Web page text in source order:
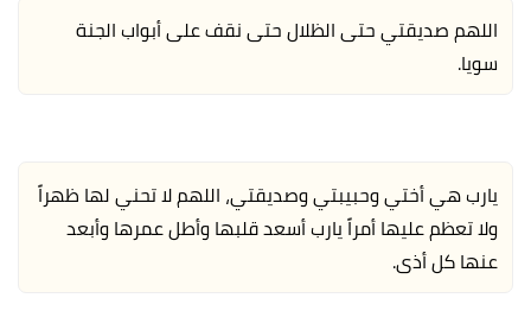
اللهم صديقتي حتى الظلال حتى نقف على أبواب الجنة
سويا.
يارب هي أختي وحبيبتي وصديقتي، اللهم لا تحني لها ظهراً
ولا تعظم عليها أمراً يارب أسعد قلبها وأطل عمرها وأبعد
عنها كل أذى.